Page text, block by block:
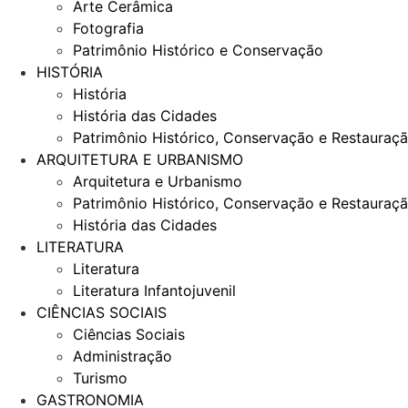
Arte Cerâmica
Fotografia
Patrimônio Histórico e Conservação
HISTÓRIA
História
História das Cidades
Patrimônio Histórico, Conservação e
ARQUITETURA E URBANISMO
Arquitetura e Urbanismo
Patrimônio Histórico, Conservação e
História das Cidades
LITERATURA
Literatura
Literatura Infantojuvenil
CIÊNCIAS SOCIAIS
Ciências Sociais
Administração
Turismo
GASTRONOMIA